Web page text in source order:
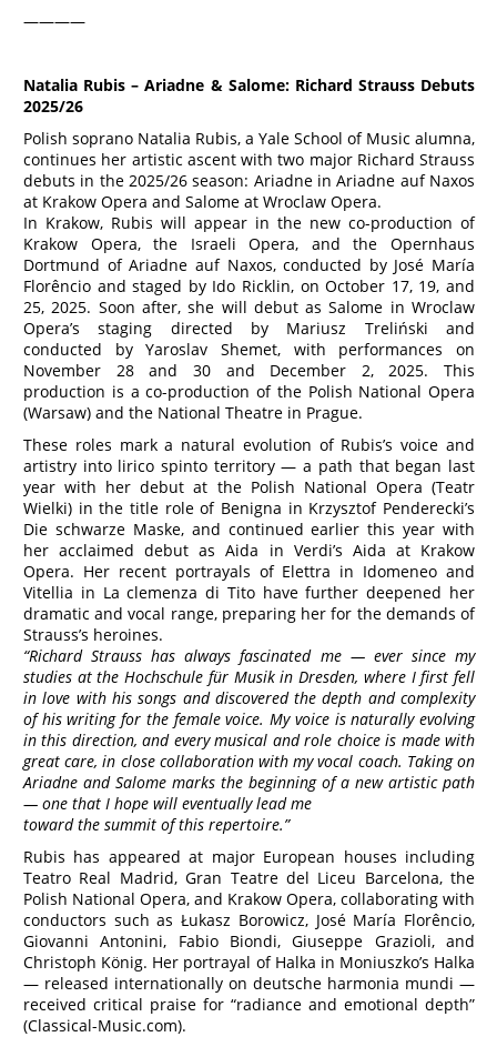
————
Natalia Rubis – Ariadne & Salome: Richard Strauss Debuts
2025/26
Polish soprano Natalia Rubis, a Yale School of Music alumna,
continues her artistic ascent with two major Richard Strauss
debuts in the 2025/26 season: Ariadne in Ariadne auf Naxos
at Krakow Opera and Salome at Wroclaw Opera.
In Krakow, Rubis will appear in the new co-production of
Krakow Opera, the Israeli Opera, and the Opernhaus
Dortmund of Ariadne auf Naxos, conducted by José María
Florêncio and staged by Ido Ricklin, on October 17, 19, and
25, 2025. Soon after, she will debut as Salome in Wroclaw
Opera’s staging directed by Mariusz Treliński and
conducted by Yaroslav Shemet, with performances on
November 28 and 30 and December 2, 2025. This
production is a co-production of the Polish National Opera
(Warsaw) and the National Theatre in Prague.
These roles mark a natural evolution of Rubis’s voice and
artistry into lirico spinto territory — a path that began last
year with her debut at the Polish National Opera (Teatr
Wielki) in the title role of Benigna in Krzysztof Penderecki’s
Die schwarze Maske, and continued earlier this year with
her acclaimed debut as Aida in Verdi’s Aida at Krakow
Opera. Her recent portrayals of Elettra in Idomeneo and
Vitellia in La clemenza di Tito have further deepened her
dramatic and vocal range, preparing her for the demands of
Strauss’s heroines.
“Richard Strauss has always fascinated me — ever since my
studies at the Hochschule für Musik in Dresden, where I first fell
in love with his songs and discovered the depth and complexity
of his writing for the female voice. My voice is naturally evolving
in this direction, and every musical and role choice is made with
great care, in close collaboration with my vocal coach. Taking on
Ariadne and Salome marks the beginning of a new artistic path
— one that I hope will eventually lead me
toward the summit of this repertoire.”
Rubis has appeared at major European houses including
Teatro Real Madrid, Gran Teatre del Liceu Barcelona, the
Polish National Opera, and Krakow Opera, collaborating with
conductors such as Łukasz Borowicz, José María Florêncio,
Giovanni Antonini, Fabio Biondi, Giuseppe Grazioli, and
Christoph König. Her portrayal of Halka in Moniuszko’s Halka
— released internationally on deutsche harmonia mundi —
received critical praise for “radiance and emotional depth”
(Classical-Music.com).